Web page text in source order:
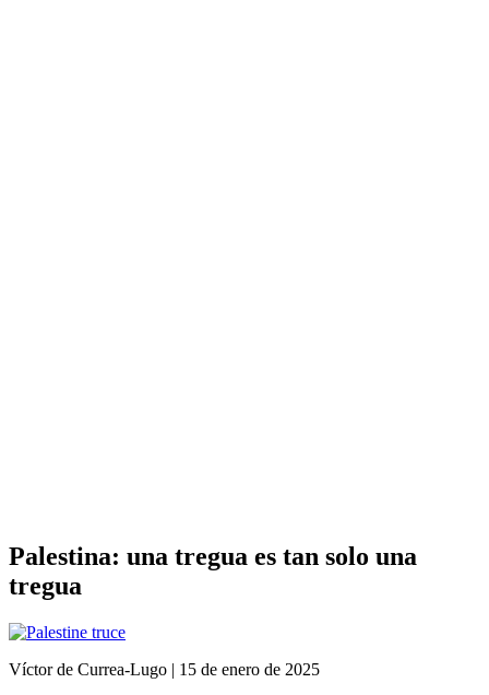
Palestina: una tregua es tan solo una
tregua
Víctor de Currea-Lugo | 15 de enero de 2025